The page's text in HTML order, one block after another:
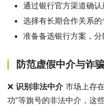
通过银行官方渠道确
选择有长期合作关系
准备备选银行方案，分
防范虚假中介与诈
❌ 识别非法中介 市场上存
功”等旗号的非法中介，这